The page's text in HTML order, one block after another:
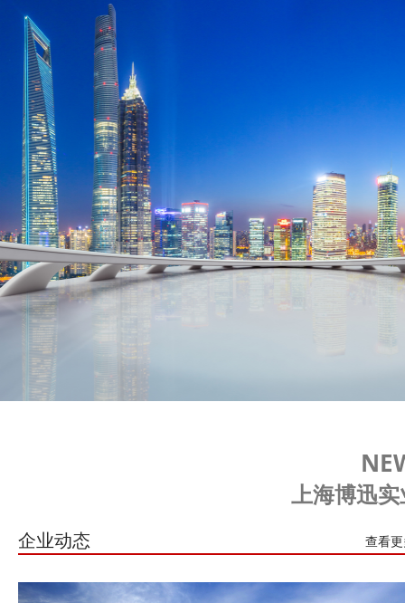
上海博迅
企业动态 查看